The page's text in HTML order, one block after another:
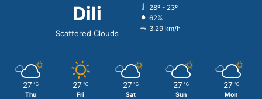
Dili
Scattered Clouds
28º - 23º
62%
3.29 km/h
27 ℃
Thu
27 ℃
Fri
27 ℃
Sat
27 ℃
Sun
27 ℃
Mon